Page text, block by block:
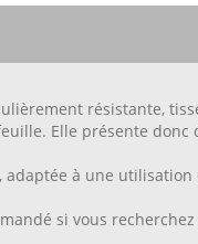
résistante,
Elle présente
à une
si vous